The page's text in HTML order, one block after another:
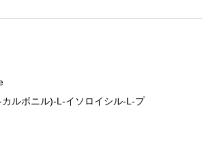
ルボニル)-L-イソロイシル-L-プ